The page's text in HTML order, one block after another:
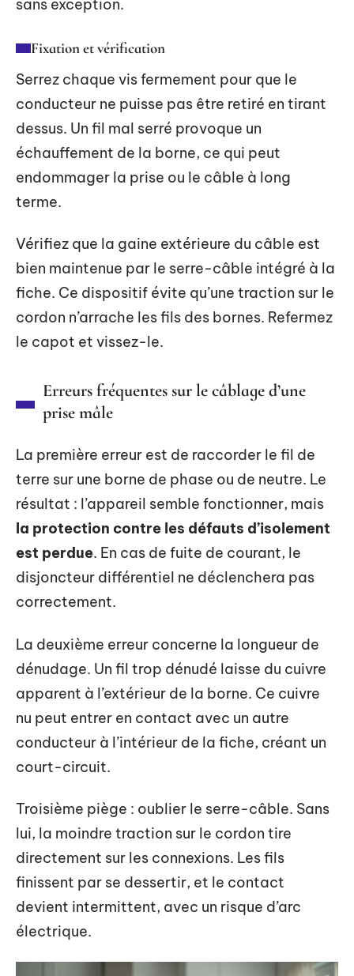
sans exception.
Fixation et vérification
Serrez chaque vis fermement pour que le
conducteur ne puisse pas être retiré en tirant
dessus. Un fil mal serré provoque un
échauffement de la borne, ce qui peut
endommager la prise ou le câble à long
terme.
Vérifiez que la gaine extérieure du câble est
bien maintenue par le serre-câble intégré à la
fiche. Ce dispositif évite qu’une traction sur le
cordon n’arrache les fils des bornes. Refermez
le capot et vissez-le.
Erreurs fréquentes sur le câblage d’une
prise mâle
La première erreur est de raccorder le fil de
terre sur une borne de phase ou de neutre. Le
résultat : l’appareil semble fonctionner, mais
la protection contre les défauts d’isolement
est perdue. En cas de fuite de courant, le
disjoncteur différentiel ne déclenchera pas
correctement.
La deuxième erreur concerne la longueur de
dénudage. Un fil trop dénudé laisse du cuivre
apparent à l’extérieur de la borne. Ce cuivre
nu peut entrer en contact avec un autre
conducteur à l’intérieur de la fiche, créant un
court-circuit.
Troisième piège : oublier le serre-câble. Sans
lui, la moindre traction sur le cordon tire
directement sur les connexions. Les fils
finissent par se dessertir, et le contact
devient intermittent, avec un risque d’arc
électrique.